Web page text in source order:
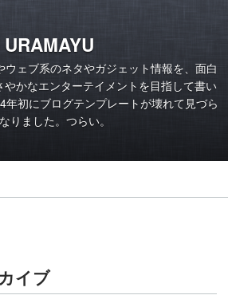
URAMAYU
ェブ系のネタやガジェット情報を、面白
やかなエンターテイメントを目指して書い
年初にブログテンプレートが壊れて見づら
りました。つらい。
イブ